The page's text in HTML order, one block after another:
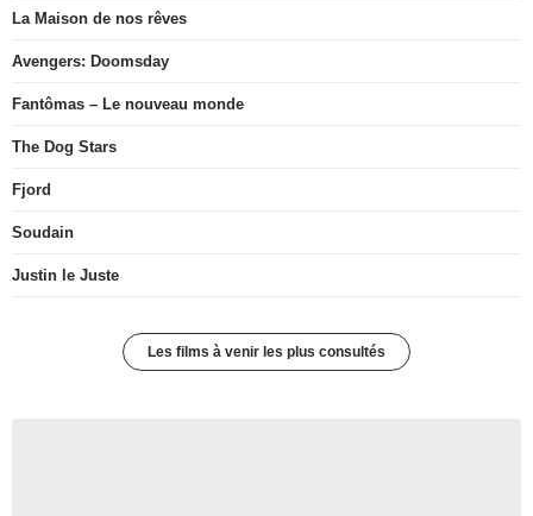
La Maison de nos rêves
Avengers: Doomsday
Fantômas – Le nouveau monde
The Dog Stars
Fjord
Soudain
Justin le Juste
Les films à venir les plus consultés